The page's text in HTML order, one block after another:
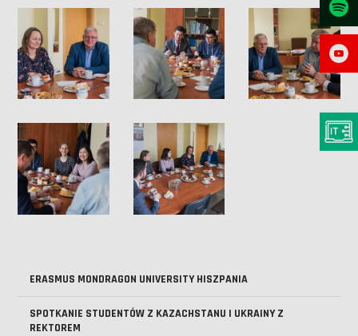
ERASMUS MONDRAGON UNIVERSITY HISZPANIA
SPOTKANIE STUDENTÓW Z KAZACHSTANU I UKRAINY Z
REKTOREM